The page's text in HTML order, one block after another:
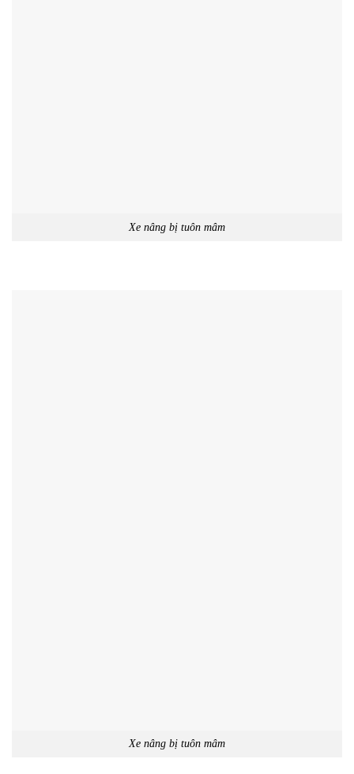
Xe nâng bị tuôn mâm
Xe nâng bị tuôn mâm